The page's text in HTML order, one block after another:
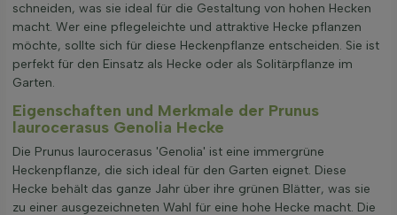
schneiden, was sie ideal für die Gestaltung von hohen Hecken
macht. Wer eine pflegeleichte und attraktive Hecke pflanzen
möchte, sollte sich für diese Heckenpflanze entscheiden. Sie ist
perfekt für den Einsatz als Hecke oder als Solitärpflanze im
Garten.
Eigenschaften und Merkmale der Prunus
laurocerasus Genolia Hecke
Die Prunus laurocerasus 'Genolia' ist eine immergrüne
Heckenpflanze, die sich ideal für den Garten eignet. Diese
Hecke behält das ganze Jahr über ihre grünen Blätter, was sie
zu einer ausgezeichneten Wahl für eine hohe Hecke macht. Die